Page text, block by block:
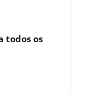
todos os